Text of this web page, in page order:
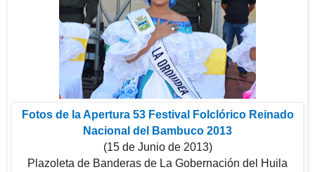
Fotos de la Apertura 53 Festival Folclórico Reinado
Nacional del Bambuco 2013
(15 de Junio de 2013)
Plazoleta de Banderas de La Gobernación del Huila